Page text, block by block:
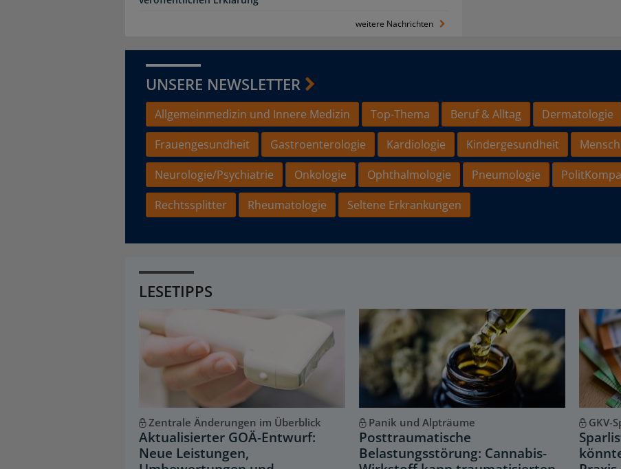
weitere Nachrichten
UNSERE NEWSLETTER
Allgemeinmedizin und Innere Medizin Top-Thema Beruf & Alltag Dermatologie
Frauengesundheit
Gastroenterologie Kardiologie Kindergesundheit
Neurologie/Psychiatrie
Onkologie Ophthalmologie Pneumologie
Rechtssplitter
Rheumatologie Seltene Erkrankungen
LESETIPPS
Zentrale Änderungen im Überblick
Aktualisierter GOÄ-Entwurf:
Neue Leistungen,
Panik und Alpträume
Posttraumatische
Belastungsstörung: Cannabis-
GKV-